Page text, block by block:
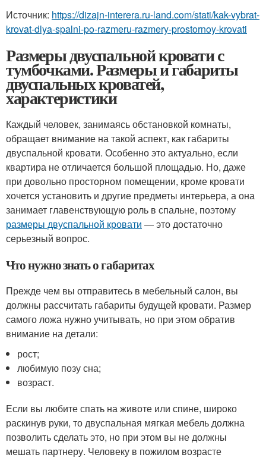
Источник: https://dizajn-interera.ru-land.com/stati/kak-vybrat-
krovat-dlya-spalni-po-razmeru-razmery-prostornoy-krovati
Размеры двуспальной кровати с
тумбочками. Размеры и габариты
двуспальных кроватей,
характеристики
Каждый человек, занимаясь обстановкой комнаты,
обращает внимание на такой аспект, как габариты
двуспальной кровати. Особенно это актуально, если
квартира не отличается большой площадью. Но, даже
при довольно просторном помещении, кроме кровати
хочется установить и другие предметы интерьера, а она
занимает главенствующую роль в спальне, поэтому
размеры двуспальной кровати — это достаточно
серьезный вопрос.
Что нужно знать о габаритах
Прежде чем вы отправитесь в мебельный салон, вы
должны рассчитать габариты будущей кровати. Размер
самого ложа нужно учитывать, но при этом обратив
внимание на детали:
рост;
любимую позу сна;
возраст.
Если вы любите спать на животе или спине, широко
раскинув руки, то двуспальная мягкая мебель должна
позволить сделать это, но при этом вы не должны
мешать партнеру. Человеку в пожилом возрасте